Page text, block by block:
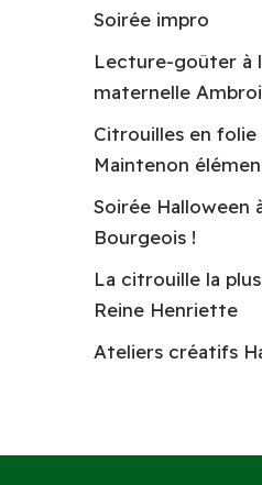
Soirée impro
Lecture-goûter à
maternelle
Citrouilles en folie
Maintenon
Soirée Halloween
Bourgeois !
La citrouille la
Reine Henriette
Ateliers créatifs